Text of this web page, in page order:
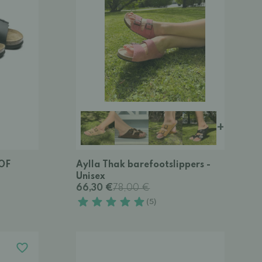
+
Aylla Thak barefootslippers -
Unisex
66,30 €78,00 €
(5)